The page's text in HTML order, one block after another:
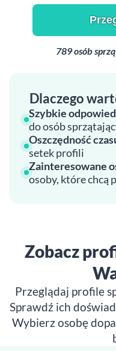
789 osób
Dlaczego
Szybkie
do osób
Oszczędność
setek profili
Zainteresowane
osoby, które chcą
Zobacz
Przeglądaj profile
Sprawdź ich
Wybierz osobę